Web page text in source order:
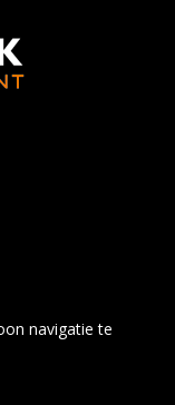
navigatie te